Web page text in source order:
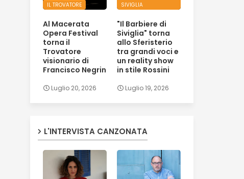
IL TROVATORE
Al Macerata
Opera Festival
torna il
Trovatore
visionario di
Francisco Negrin
Luglio 20, 2026
SIVIGLIA
"Il Barbiere di
Siviglia" torna
allo Sferisterio
tra grandi voci e
un reality show
in stile Rossini
Luglio 19, 2026
L'INTERVISTA CANZONATA